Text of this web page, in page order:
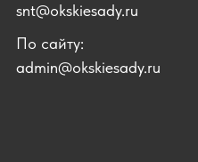
snt@okskiesady.ru
По сайту:
admin@okskiesady.ru